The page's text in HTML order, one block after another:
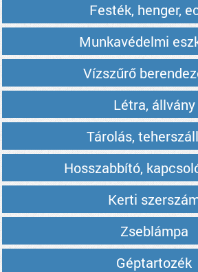
Festék, henger,
Munkavédelmi
Vízszűrő
Létra, állvány
Tárolás,
Hosszabbító,
Kerti
Zseblámpa
Géptartozék